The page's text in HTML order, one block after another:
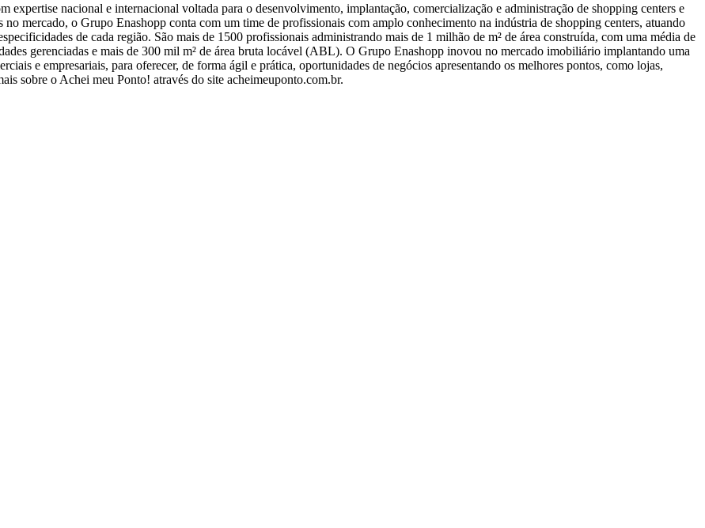
expertise nacional e internacional voltada para o desenvolvimento, implantação, comercialização e administração de shopping centers e
mercado, o Grupo Enashopp conta com um time de profissionais com amplo conhecimento na indústria de shopping centers, atuando
de cada região. São mais de 1500 profissionais administrando mais de 1 milhão de m² de área construída, com uma média de
gerenciadas e mais de 300 mil m² de área bruta locável (ABL). O Grupo Enashopp inovou no mercado imobiliário implantando uma
e empresariais, para oferecer, de forma ágil e prática, oportunidades de negócios apresentando os melhores pontos, como lojas,
sobre o Achei meu Ponto! através do site acheimeuponto.com.br.